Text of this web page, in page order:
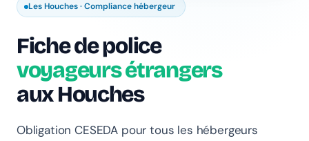
Les Houches · Compliance hébergeur
Fiche de police
voyageurs étrangers
aux Houches
Obligation CESEDA pour tous les hébergeurs